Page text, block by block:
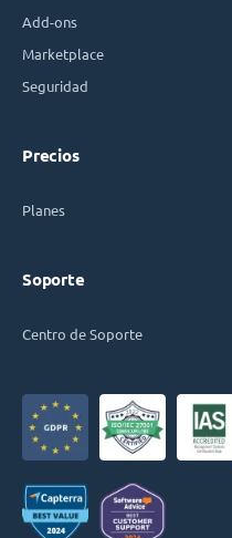
Add-ons
Marketplace
Seguridad
Precios
Planes
Soporte
Centro de Soporte